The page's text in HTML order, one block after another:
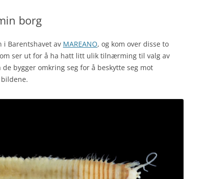
borg
i Barentshavet av MAREANO, og kom over disse to
ser ut for å ha hatt litt ulik tilnærming til valg av
bygger omkring seg for å beskytte seg mot